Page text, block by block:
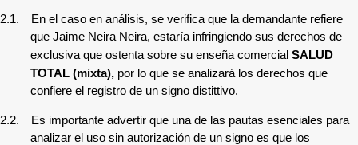
2.1.
En el caso en análisis, se verifica que la demandante refiere
que Jaime Neira Neira, estaría infringiendo sus derechos de
exclusiva que ostenta sobre su enseña comercial SALUD
TOTAL (mixta), por lo que se analizará los derechos que
confiere el registro de un signo distittivo.
2.2.
Es importante advertir que una de las pautas esenciales para
analizar el uso sin autorización de un signo es que los